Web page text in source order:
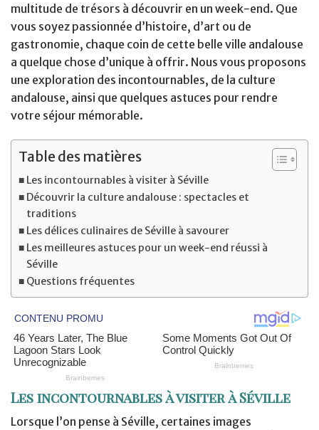
multitude de trésors à découvrir en un week-end. Que
vous soyez passionnée d’histoire, d’art ou de
gastronomie, chaque coin de cette belle ville andalouse
a quelque chose d’unique à offrir. Nous vous proposons
une exploration des incontournables, de la culture
andalouse, ainsi que quelques astuces pour rendre
votre séjour mémorable.
Table des matières
Les incontournables à visiter à Séville
Découvrir la culture andalouse : spectacles et
traditions
Les délices culinaires de Séville à savourer
Les meilleures astuces pour un week-end réussi à
Séville
Questions fréquentes
Les incontournables à visiter à Séville
Lorsque l’on pense à Séville, certaines images